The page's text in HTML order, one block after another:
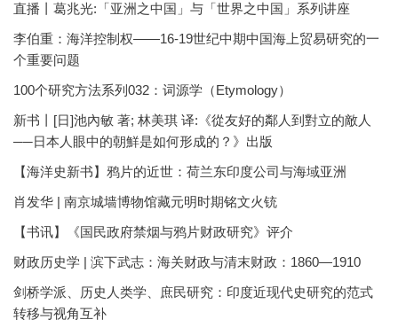
直播丨葛兆光:「亚洲之中国」与「世界之中国」系列讲座
李伯重：海洋控制权——16-19世纪中期中国海上贸易研究的一
个重要问题
100个研究方法系列032：词源学（Etymology）
新书丨[日]池內敏 著; 林美琪 译:《從友好的鄰人到對立的敵人
──日本人眼中的朝鮮是如何形成的？》出版
【海洋史新书】鸦片的近世：荷兰东印度公司与海域亚洲
肖发华 | 南京城墙博物馆藏元明时期铭文火铳
【书讯】《国民政府禁烟与鸦片财政研究》评介
财政历史学 | 滨下武志：海关财政与清末财政：1860—1910
剑桥学派、历史人类学、庶民研究：印度近现代史研究的范式
转移与视角互补